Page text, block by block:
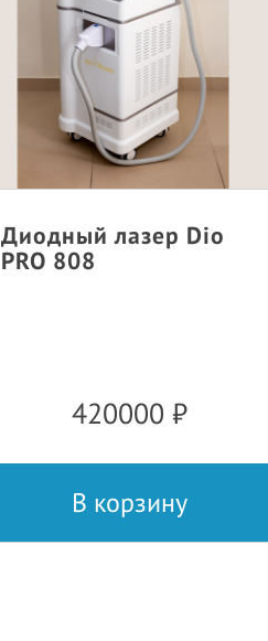
Диодный лазер Dio
PRO 808
420000 ₽
В корзину